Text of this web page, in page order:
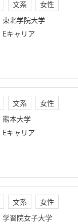
文系
女性
東北学院大学
Eキャリア
文系
女性
熊本大学
Eキャリア
文系
女性
学習院女子大学